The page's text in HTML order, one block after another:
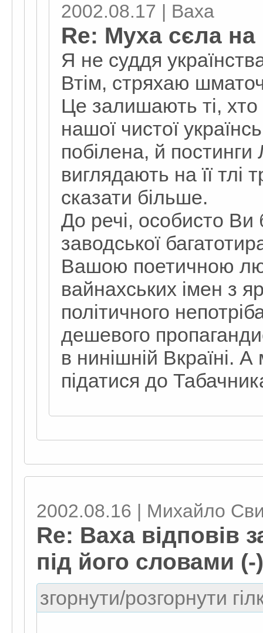
2002.08.17 | Ваха
Re: Муха сєла на
Я не суддя
Втім, стряхаю
Це залишають ті,
нашої чистої
побілена, й
виглядають на її тлі
сказати більше.
До речі, особисто Ви
заводської
Вашою поетичною
вайнахських імен з
політичного
дешевого
в нинішній Вкраїні.
підатися до
2002.08.16 | Михайло
Re: Ваха відповів
під його словами (-)
згорнути/розгорнути